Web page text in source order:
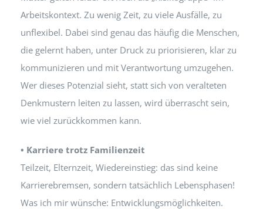
Arbeitskontext. Zu wenig Zeit, zu viele Ausfälle, zu
unflexibel. Dabei sind genau das häufig die Menschen,
die gelernt haben, unter Druck zu priorisieren, klar zu
kommunizieren und mit Verantwortung umzugehen.
Wer dieses Potenzial sieht, statt sich von veralteten
Denkmustern leiten zu lassen, wird überrascht sein,
wie viel zurückkommen kann.
• Karriere trotz Familienzeit
Teilzeit, Elternzeit, Wiedereinstieg: das sind keine
Karrierebremsen, sondern tatsächlich Lebensphasen!
Was ich mir wünsche: Entwicklungsmöglichkeiten.